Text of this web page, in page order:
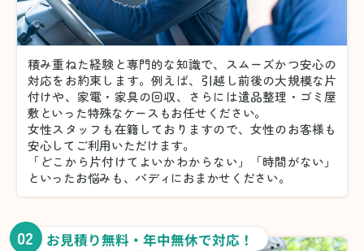
積み重ねた経験と専門的な知識で、スムーズかつ安心の
対応をお約束します。例えば、引越し前後の大規模な片
付けや、家電・家具の回収、さらには遺品整理・ゴミ屋
敷といった特殊なケースもお任せください。
女性スタッフも在籍しておりますので、女性のお客様も
安心してご利用いただけます。
「どこから片付けてよいかわからない」「時間がない」
といったお悩みも、バディにおまかせください。
02 お見積り無料・年中無休で対応！